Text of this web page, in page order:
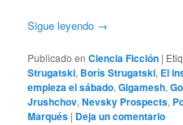
Sigue leyendo →
Publicado en Ciencia Ficción |
Strugatski, Borís Strugatski, El
empieza el sábado,Gigamesh,
Jrushchov,Nevsky Prospects,
Marqués | Deja un comentario